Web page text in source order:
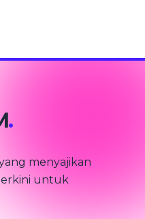
.
menyajikan
untuk